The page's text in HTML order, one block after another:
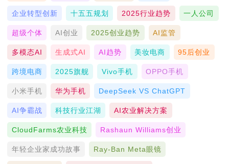
企业转型创新 十五五规划 2025行业趋势 一人公司
超级个体 AI创业 2025创业趋势 AI监管
多模态AI 生成式AI AI趋势 美妆电商 95后创业
跨境电商 2025旗舰 Vivo手机 OPPO手机
小米手机 华为手机 DeepSeek VS ChatGPT
AI争霸战 科技行业江湖 AI农业解决方案
CloudFarms农业科技 Rashaun Williams创业
年轻企业家成功故事 Ray-Ban Meta眼镜